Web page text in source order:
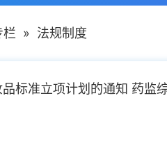
栏 » 法规制度
标准立项计划的通知 药监